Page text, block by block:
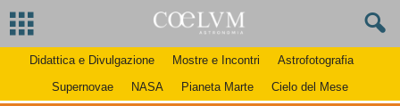
Didattica e Divulgazione Mostre e Incontri
Astrofotografia
Supernovae
NASA Pianeta Marte Cielo del Mese